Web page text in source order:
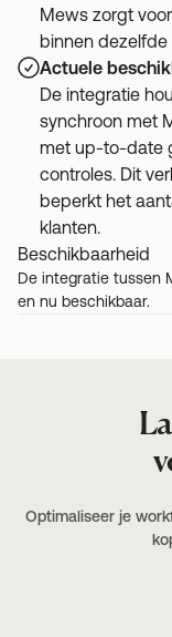
Mews zorgt
binnen dezelfde
Actuele
De integratie
synchroon met
met up-to-date
controles. Dit
beperkt het
klanten.
Beschikbaarheid
De integratie tussen
en nu beschikbaar.
Optimaliseer je